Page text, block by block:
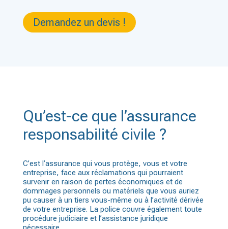
Demandez un devis !
Qu’est-ce que l’assurance
responsabilité civile ?
C’est l’assurance qui vous protège, vous et votre
entreprise, face aux réclamations qui pourraient
survenir en raison de pertes économiques et de
dommages personnels ou matériels que vous auriez
pu causer à un tiers vous-même ou à l’activité dérivée
de votre entreprise. La police couvre également toute
procédure judiciaire et l’assistance juridique